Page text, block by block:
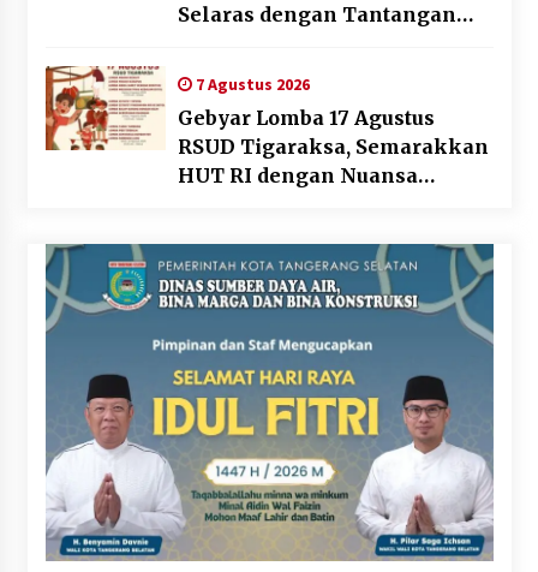
Selaras dengan Tantangan
7 Agustus 2026
Gebyar Lomba 17 Agustus
RSUD Tigaraksa, Semarakkan
HUT RI dengan Nuansa